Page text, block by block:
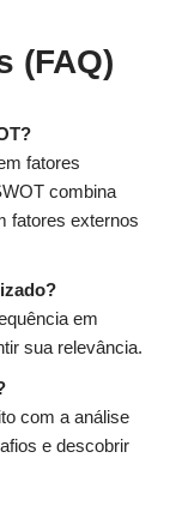
(FAQ)
fatores
combina
fatores externos
em
sua relevância.
com a análise
e descobrir